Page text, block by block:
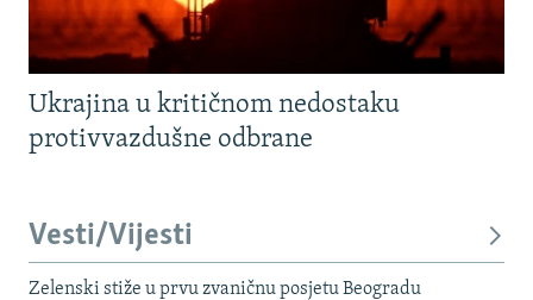
Ukrajina u kritičnom nedostaku
protivvazdušne odbrane
Vesti/Vijesti
Zelenski stiže u prvu zvaničnu posjetu Beogradu